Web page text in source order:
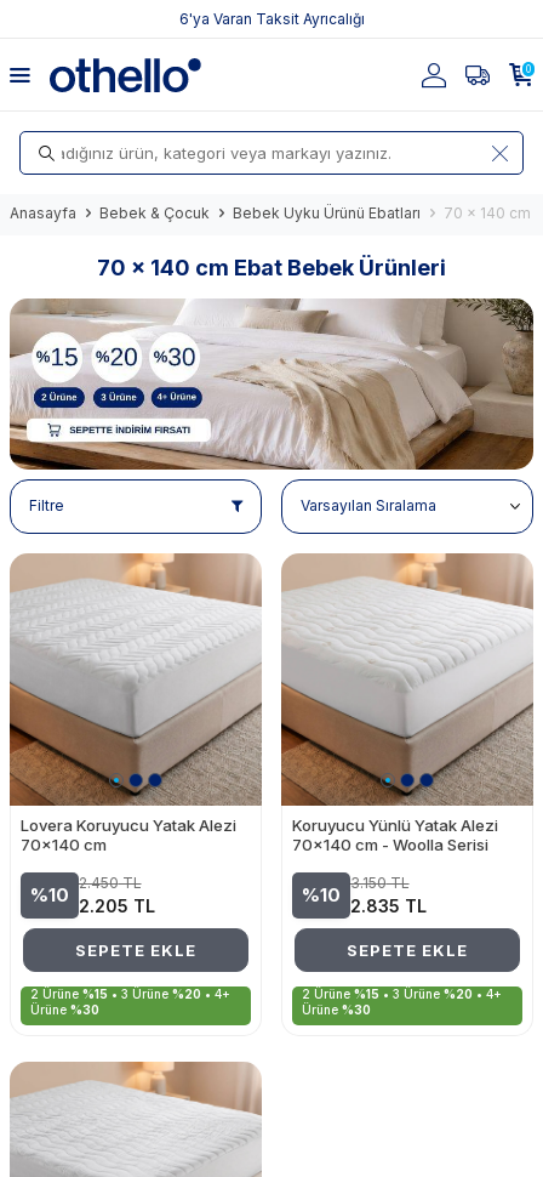
6'ya Varan Taksit Ayrıcalığı
0
Anasayfa Bebek & Çocuk Bebek Uyku Ürünü Ebatları 70 x 140 cm
70 x 140 cm Ebat Bebek Ürünleri
Filtre
Lovera Koruyucu Yatak Alezi
70x140 cm
%10
2.450TL
2.205 TL
SEPETE EKLE
2 Ürüne %15 • 3 Ürüne %20 • 4+
Ürüne %30
Koruyucu Yünlü Yatak Alezi
70x140 cm - Woolla Serisi
%10
3.150TL
2.835 TL
SEPETE EKLE
2 Ürüne %15 • 3 Ürüne %20 • 4+
Ürüne %30